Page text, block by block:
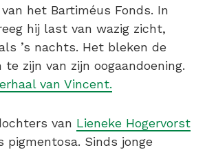
het Bartiméus Fonds. In
hij last van wazig zicht,
’s nachts. Het bleken de
zijn van zijn oogaandoening.
van Vincent.
van Lieneke Hogervorst
pigmentosa. Sinds jonge